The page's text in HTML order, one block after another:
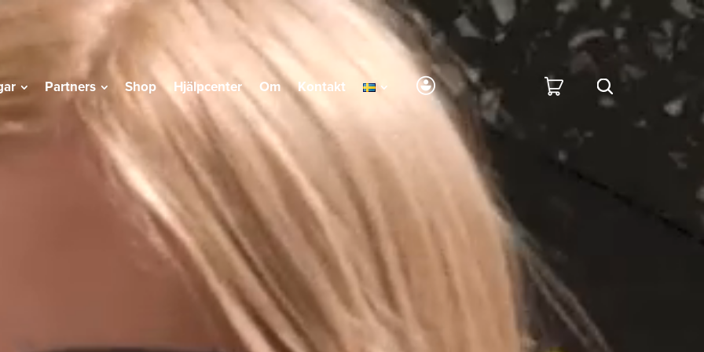
Partners Shop Hjälpcenter Om Kontakt